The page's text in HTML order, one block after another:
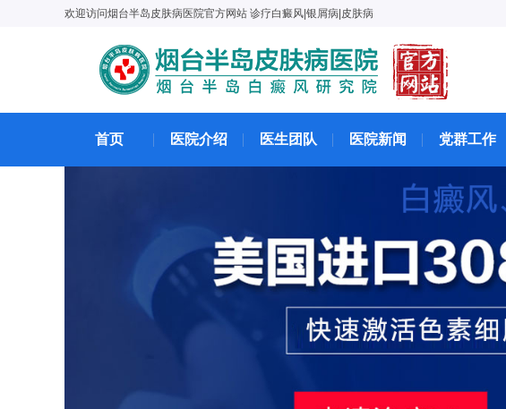
欢迎访问烟台半岛皮肤病医院官方网站 诊疗白癜风|银屑病|皮肤病
首页 医院介绍 医生团队 医院新闻 党群工作